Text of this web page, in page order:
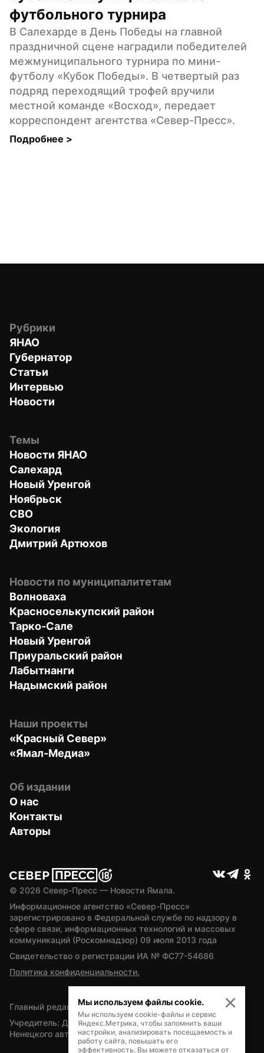
футбольного турнира
В Салехарде в День Победы на главной
праздничной сцене наградили победителей
межмуниципального турнира по мини-
футболу «Кубок Победы». В четвертый раз
подряд переходящий трофей вручили
местной команде «Восход», передает
корреспондент агентства «Север-Пресс».
Подробнее >
Рубрики
ЯНАО
Губернатор
Статьи
Интервью
Новости
Темы
Новости ЯНАО
Салехард
Новый Уренгой
Ноябрьск
СВО
Экология
Дмитрий Артюхов
Новости по муниципалитетам
Волноваха
Красноселькупский район
Тарко-Сале
Новый Уренгой
Приуральский район
Лабытнанги
Надымский район
Наши проекты
«Красный Север»
«Ямал-Медиа»
Об издании
О нас
Контакты
Авторы
© 2026 Север-Пресс — Новости Ямала.
Информационное агентство «Север-Пресс»
зарегистрировано в Федеральной службе по надзору в
сфере связи, информационных технологий и массовых
коммуникаций (Роскомнадзор) 09 июля 2013 года
Свидетельство о регистрации ИА № ФС77-54686
Политика конфиденциальности.
Главный редактор — А.Л. Поздеев
Учредитель: Департамент внутренней политики Ямало-
Ненецкого автономного округа
Мы используем файлы cookie.
Мы используем cookie-файлы и сервис
Яндекс.Метрика, чтобы запомнить ваши
настройки, анализировать посещаемость и
работу сайта, повышать его
эффективность. Вы можете отказаться от